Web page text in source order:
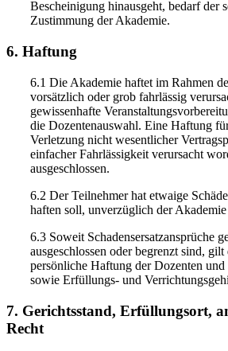
Bescheinigung hinausgeht, bedarf der
Zustimmung der Akademie.
6. Haftung
6.1 Die Akademie haftet im Rahmen
vorsätzlich oder grob fahrlässig
gewissenhafte
die Dozentenauswahl. Eine Haftung
Verletzung nicht wesentlicher
einfacher Fahrlässigkeit verursacht
ausgeschlossen.
6.2 Der Teilnehmer hat etwaige
haften soll, unverzüglich der Akademie
6.3 Soweit Schadensersatzansprüche
ausgeschlossen oder begrenzt sind,
persönliche Haftung der Dozenten
sowie Erfüllungs- und
7. Gerichtsstand, Erfüllungsort,
Recht